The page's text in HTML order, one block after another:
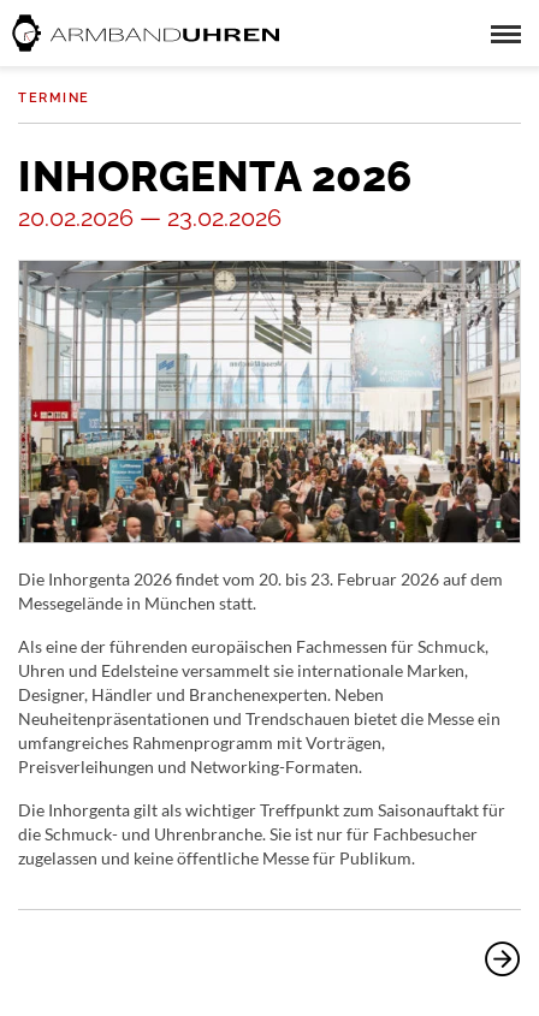
TERMINE
INHORGENTA 2026
20.02.2026 — 23.02.2026
Die Inhorgenta 2026 findet vom 20. bis 23. Februar 2026 auf dem
Messegelände in München statt.
Als eine der führenden europäischen Fachmessen für Schmuck,
Uhren und Edelsteine versammelt sie internationale Marken,
Designer, Händler und Branchenexperten. Neben
Neuheitenpräsentationen und Trendschauen bietet die Messe ein
umfangreiches Rahmenprogramm mit Vorträgen,
Preisverleihungen und Networking-Formaten.
Die Inhorgenta gilt als wichtiger Treffpunkt zum Saisonauftakt für
die Schmuck- und Uhrenbranche. Sie ist nur für Fachbesucher
zugelassen und keine öffentliche Messe für Publikum.